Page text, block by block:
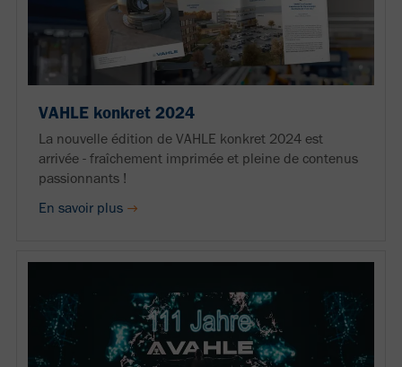
VAHLE konkret 2024
La nouvelle édition de VAHLE konkret 2024 est
arrivée - fraîchement imprimée et pleine de contenus
passionnants !
En savoir plus